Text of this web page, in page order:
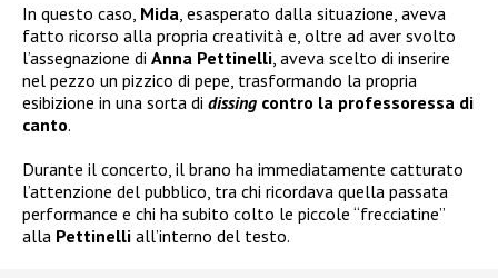
In questo caso, Mida , esasperato dalla situazione, aveva
fatto ricorso alla propria creatività e, oltre ad aver svolto
l’assegnazione di Anna Pettinelli , aveva scelto di inserire
nel pezzo un pizzico di pepe, trasformando la propria
esibizione in una sorta di dissing contro la professoressa di
canto.
Durante il concerto, il brano ha immediatamente catturato
l’attenzione del pubblico, tra chi ricordava quella passata
performance e chi ha subito colto le piccole “frecciatine”
alla Pettinelli all’interno del testo.